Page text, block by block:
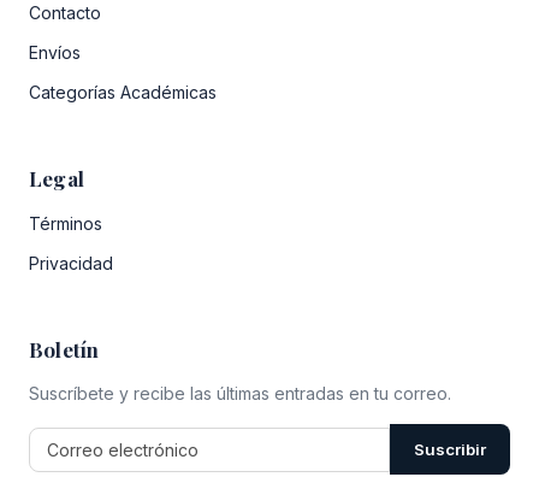
Contacto
Envíos
Categorías Académicas
Legal
Términos
Privacidad
Boletín
Suscríbete y recibe las últimas entradas en tu correo.
Suscribir